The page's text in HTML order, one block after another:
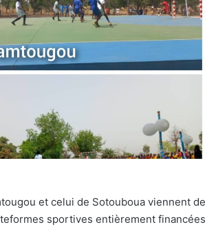
et celui de Sotouboua viennent de
sportives entièrement financées